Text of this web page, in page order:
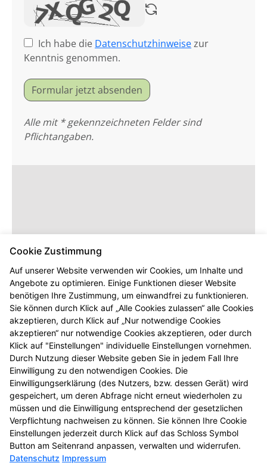
Ich habe die Datenschutzhinweisezur
Kenntnis genommen.
Formular jetzt absenden
Alle mit * gekennzeichneten Felder sind
Pflichtangaben.
Dieser Inhalt wird erst angezeigt,
sobald Sie die entsprechenden Cookies
akzeptieren.
Cookie Zustimmung
Auf unserer Website verwenden wir Cookies, um Inhalte und
Angebote zu optimieren. Einige Funktionen dieser Website
benötigen Ihre Zustimmung, um einwandfrei zu funktionieren.
Sie können durch Klick auf „Alle Cookies zulassen“ alle Cookies
akzeptieren, durch Klick auf „Nur notwendige Cookies
akzeptieren“ nur notwendige Cookies akzeptieren, oder durch
Klick auf "Einstellungen" individuelle Einstellungen vornehmen.
Durch Nutzung dieser Website geben Sie in jedem Fall Ihre
Einwilligung zu den notwendigen Cookies. Die
Einwilligungserklärung (des Nutzers, bzw. dessen Gerät) wird
gespeichert, um deren Abfrage nicht erneut wiederholen zu
müssen und die Einwilligung entsprechend der gesetzlichen
Verpflichtung nachweisen zu können. Sie können Ihre Cookie
Einstellungen jederzeit durch Klick auf das Schloss Symbol
Button am Seitenrand anpassen, verwalten und widerrufen.
Datenschutz Impressum